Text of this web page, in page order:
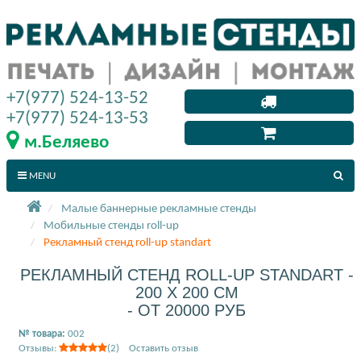
Малые баннерные рекламные стенды
Мобильные стенды roll-up
Рекламный стенд roll-up standart
РЕКЛАМНЫЙ СТЕНД ROLL-UP STANDART -
200 X 200 СМ
- ОТ 20000 РУБ
№ товара: 002
Отзывы:
(2) Оставить отзыв
+7(977) 524-13-52
+7(977) 524-13-53
м.Беляево
MENU